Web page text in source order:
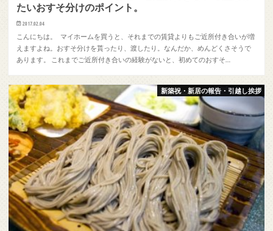
たいおすそ分けのポイント。
2017.02.04
こんにちは。 マイホームを買うと、それまでの賃貸よりもご近所付き合いが増
えますよね。おすそ分けを貰ったり、渡したり。なんだか、めんどくさそうで
あります。 これまでご近所付き合いの経験がないと、初めてのおすそ…
新築祝・新居の報告・引越し挨拶